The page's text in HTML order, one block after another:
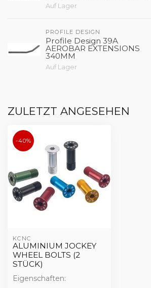
Auf Lager
PROFILE DESIGN
Profile Design 39A
AEROBAR EXTENSIONS
340MM
Auf Lager
ZULETZT ANGESEHEN
-40%
KCNC
ALUMINIUM JOCKEY
WHEEL BOLTS (2
STÜCK)
Eigenschaften: